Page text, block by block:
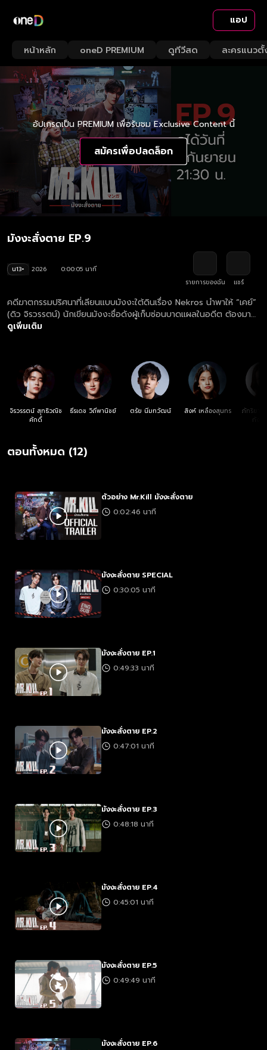
แอป
หน้าหลัก oneD PREMIUM ดูทีวีสด ละครแนวตั้
อัปเกรดเป็น PREMIUM เพื่อรับชม Exclusive Content นี้
สมัครเพื่อปลดล็อก
มังงะสั่งตาย EP.9
น13+ 2026
0:00:05 นาที
รายการของฉัน
แชร์
คดีฆาตกรรมปริศนาที่เลียนแบบมังงะใต้ดินเรื่อง Nekros นำพาให้ “เคย์”
(ดิว จิรวรรตน์) นักเขียนมังงะชื่อดังผู้เก็บซ่อนบาดแผลในอดีต ต้องมา
พัวพันกับการสืบสวนของ “ภัทร” (ธี ธีรเดช) นายตำรวจหนุ่มผู้ยึดมั่นใน
เดียวกัน เมื่อความจริงเบื้องหลังคดีเผยออกมา ทั้งเคย์และภัทรต้อง
เผชิญหน้ากับอดีตอันเจ็บปวด รวมถึงการตัดสินใจครั้งสำคัญระหว่าง
"การล้างแค้น" กับ "ความยุติธรรม" เรื่องราวเข้มข้นของมิตรภาพ ความ
เชื่อใจ และการต่อสู้กับด้านมืดในจิตใจ จึงเริ่มต้นขึ้น พร้อมปริศนาที่จะพา
ทุกคนมาหาคำตอบใน ซีรีส์ ‘Mr.Kill มังงะสั่งตาย’
ดูเพิ่มเติม
จิรวรรตน์ สุทธิวณิช
ศักดิ์
ธีรเดช วิถีพานิชย์ ตรัย นิ่มทวัฒน์ สิงห์ เหลืองสุนทร
ภัทริยาก
ตอนทั้งหมด (12)
ตัวอย่าง Mr.Kill มังงะสั่งตาย
0:02:46 นาที
มังงะสั่งตาย SPECIAL
0:30:05 นาที
มังงะสั่งตาย EP.1
0:49:33 นาที
มังงะสั่งตาย EP.2
0:47:01 นาที
มังงะสั่งตาย EP.3
0:48:18 นาที
มังงะสั่งตาย EP.4
0:45:01 นาที
มังงะสั่งตาย EP.5
0:49:49 นาที
มังงะสั่งตาย EP.6